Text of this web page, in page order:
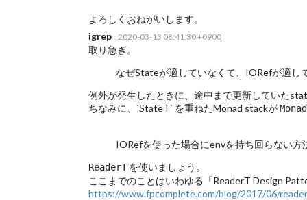
よろしくおねがいします。
igrep
2020-03-13 08:41:30 +0900
取り急ぎ。
なぜStateが適していなくて、IORefが適し
例外が発生したときに、途中まで更新していた
ちなみに、`StateT` を重ねたMonad stackが
IORefを使った場合にenvを持ち回らない方
ReaderTを使いましょう。
ここまでのことはいわゆる「ReaderT Design
https://www.fpcomplete.com/blog/2017/06/